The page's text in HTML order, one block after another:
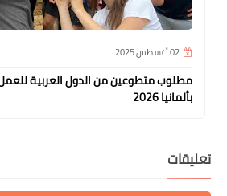
02 أغسطس 2025
مطلوب متطوعين من الدول العربية
بألمانيا 2026
تعليقات